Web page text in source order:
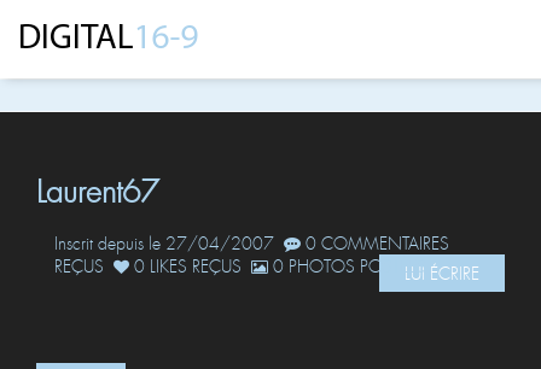
Laurent67
Inscrit depuis le 27/04/2007
0 COMMENTAIRES
REÇUS
0 LIKES REÇUS 0 PHOTOS POSTÉESLUI ÉCRIRE